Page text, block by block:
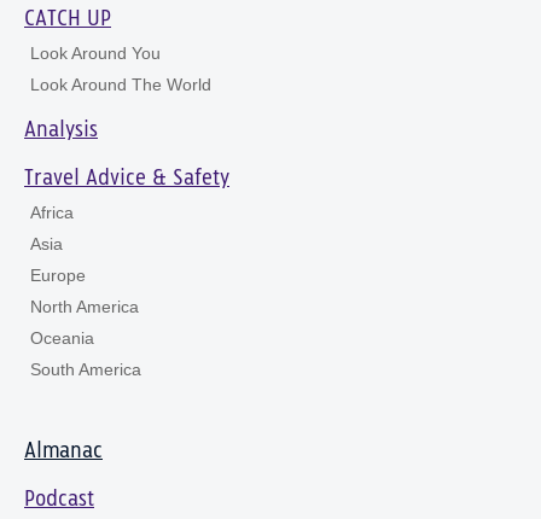
CATCH UP
Look Around You
Look Around The World
Analysis
Travel Advice & Safety
Africa
Asia
Europe
North America
Oceania
South America
Almanac
Podcast